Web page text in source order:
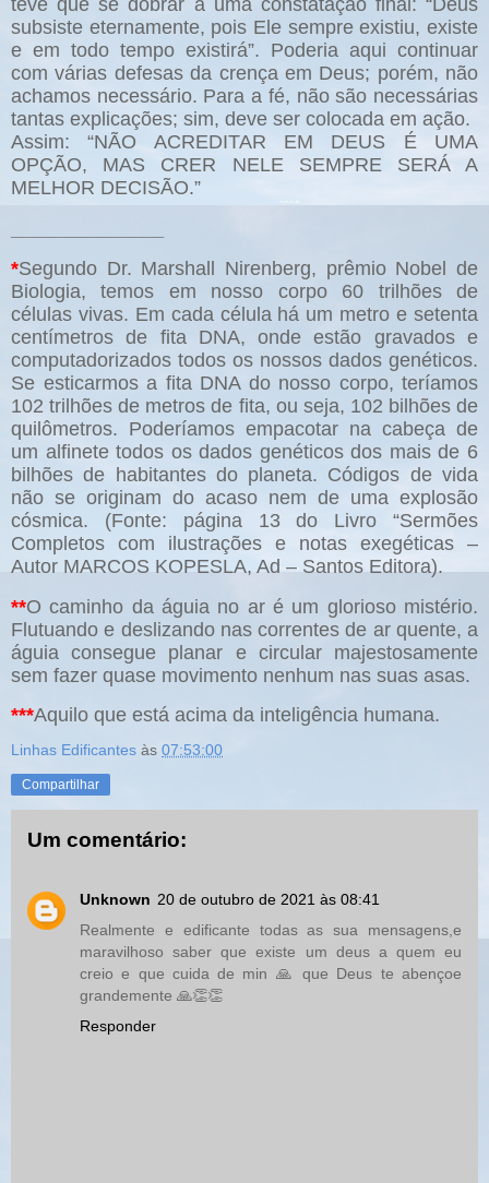
teve que se dobrar a uma constatação final: “Deus
subsiste eternamente, pois Ele sempre existiu, existe
e em todo tempo existirá”. Poderia aqui continuar
com várias defesas da crença em Deus; porém, não
achamos necessário. Para a fé, não são necessárias
tantas explicações; sim, deve ser colocada em ação.
Assim: “NÃO ACREDITAR EM DEUS É UMA
OPÇÃO, MAS CRER NELE SEMPRE SERÁ A
MELHOR DECISÃO.”
*Segundo Dr. Marshall Nirenberg, prêmio Nobel de
Biologia, temos em nosso corpo 60 trilhões de
células vivas. Em cada célula há um metro e setenta
centímetros de fita DNA, onde estão gravados e
computadorizados todos os nossos dados genéticos.
Se esticarmos a fita DNA do nosso corpo, teríamos
102 trilhões de metros de fita, ou seja, 102 bilhões de
quilômetros. Poderíamos empacotar na cabeça de
um alfinete todos os dados genéticos dos mais de 6
bilhões de habitantes do planeta. Códigos de vida
não se originam do acaso nem de uma explosão
cósmica. (Fonte: página 13 do Livro “Sermões
Completos com ilustrações e notas exegéticas –
Autor MARCOS KOPESLA, Ad – Santos Editora).
**O caminho da águia no ar é um glorioso mistério.
Flutuando e deslizando nas correntes de ar quente, a
águia consegue planar e circular majestosamente
sem fazer quase movimento nenhum nas suas asas.
***Aquilo que está acima da inteligência humana.
Linhas Edificantes às 07:53:00
Compartilhar
Um comentário:
Unknown 20 de outubro de 2021 às 08:41
Realmente e edificante todas as sua mensagens,e
maravilhoso saber que existe um deus a quem eu
creio e que cuida de min 🙏 que Deus te abençoe
grandemente 🙏👏👏
Responder